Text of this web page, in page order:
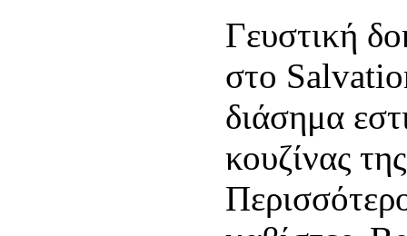
Γευστική
στο
διάσημα
κουζίνας